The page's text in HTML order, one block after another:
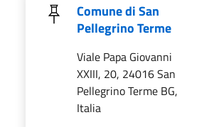
Comune di San
Pellegrino Terme
Viale Papa Giovanni
XXIII, 20, 24016 San
Pellegrino Terme BG,
Italia